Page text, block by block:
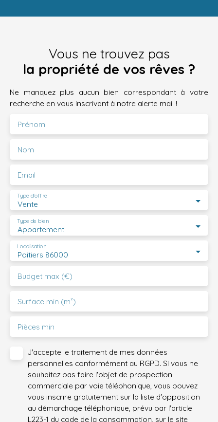
Vous ne trouvez pas
la propriété de vos rêves ?
Ne manquez plus aucun bien correspondant à votre
recherche en vous inscrivant à notre alerte mail !
Prénom
Nom
Email
Vente
Type d'offre
Appartement
Type de bien
Poitiers 86000
Localisation
Budget max (€)
Surface min (m²)
Pièces min
J'accepte le traitement de mes données
personnelles conformément au RGPD. Si vous ne
souhaitez pas faire l'objet de prospection
commerciale par voie téléphonique, vous pouvez
vous inscrire gratuitement sur la liste d'opposition
au démarchage téléphonique, prévu par l'article
L223-1 du code de la consommation, sur le site